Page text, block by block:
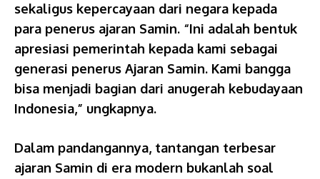
sekaligus kepercayaan dari negara kepada
para penerus ajaran Samin. “Ini adalah bentuk
apresiasi pemerintah kepada kami sebagai
generasi penerus Ajaran Samin. Kami bangga
bisa menjadi bagian dari anugerah kebudayaan
Indonesia,” ungkapnya.
Dalam pandangannya, tantangan terbesar
ajaran Samin di era modern bukanlah soal